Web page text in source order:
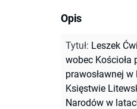
Opis
Tytuł: Leszek
wobec Kościoła
prawosławnej
Księstwie
Narodów w